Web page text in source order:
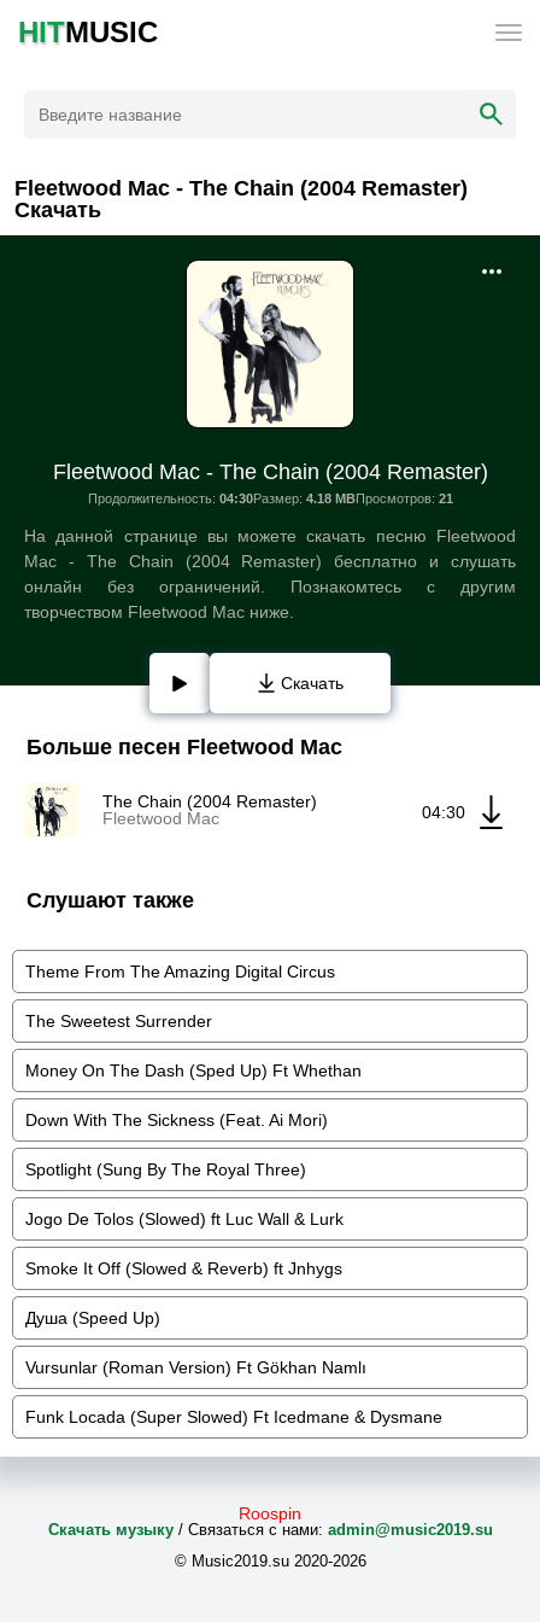
HITMUSIC
Fleetwood Mac - The Chain (2004 Remaster)
Скачать
Fleetwood Mac - The Chain (2004 Remaster)
Продолжительность: 04:30Размер: 4.18 MBПросмотров: 21
На данной странице вы можете скачать песню Fleetwood
Mac - The Chain (2004 Remaster) бесплатно и слушать
онлайн без ограничений. Познакомтесь с другим
творчеством Fleetwood Mac ниже.
Скачать
Больше песен Fleetwood Mac
The Chain (2004 Remaster)
Fleetwood Mac
04:30
Слушают также
Theme From The Amazing Digital Circus
The Sweetest Surrender
Money On The Dash (Sped Up) Ft Whethan
Down With The Sickness (Feat. Ai Mori)
Spotlight (Sung By The Royal Three)
Jogo De Tolos (Slowed) ft Luc Wall & Lurk
Smoke It Off (Slowed & Reverb) ft Jnhygs
Душа (Speed Up)
Vursunlar (Roman Version) Ft Gökhan Namlı
Funk Locada (Super Slowed) Ft Icedmane & Dysmane
Roospin
Скачать музыку/ Связаться с нами: admin@music2019.su
© Music2019.su 2020-2026